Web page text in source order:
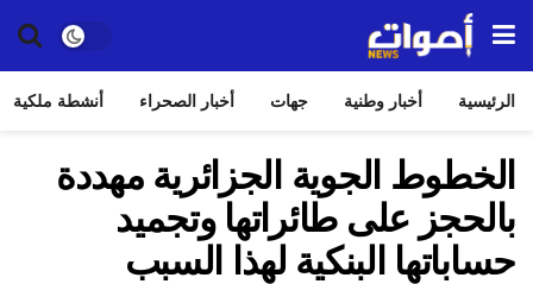
الرئيسية أخبار وطنية جهات أخبار الصحراء أنشطة ملكية
الخطوط الجوية الجزائرية مهددة
بالحجز على طائراتها وتجميد
حساباتها البنكية لهذا السبب